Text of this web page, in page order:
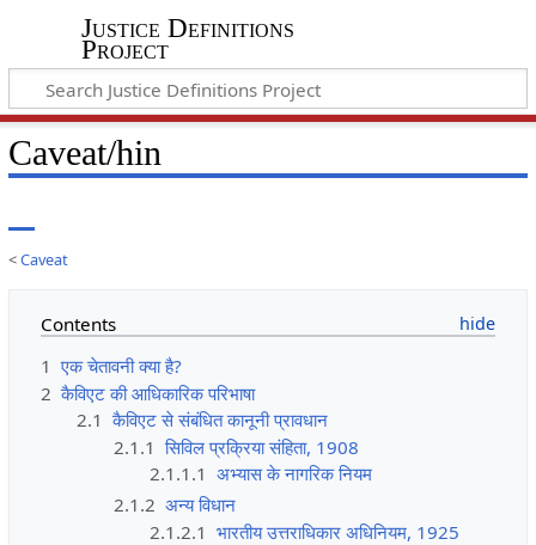
Justice Definitions
Project
Caveat/hin
<Caveat
Contents
1 एक चेतावनी क्या है?
2 कैविएट की आधिकारिक परिभाषा
2.1 कैविएट से संबंधित कानूनी प्रावधान
2.1.1 सिविल प्रक्रिया संहिता, 1908
2.1.1.1 अभ्यास के नागरिक नियम
2.1.2 अन्य विधान
2.1.2.1 भारतीय उत्तराधिकार अधिनियम, 1925